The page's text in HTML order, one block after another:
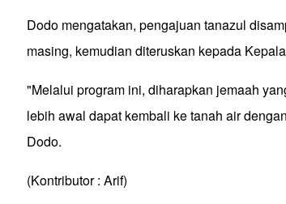
Dodo mengatakan, pengajuan tanazul
masing, kemudian diteruskan kepada
"Melalui program ini, diharapkan jemaah
lebih awal dapat kembali ke tanah air
Dodo.
(Kontributor : Arif)